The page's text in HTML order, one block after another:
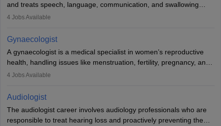
and treats speech, language, communication, and swallowing
disorders across all ages. They work in hospitals, schools, clinics,
training, and certification. With rising demand, the career offers
rewarding opportunities in therapy, education, and research.
4 Jobs Available
Gynaecologist
A gynaecologist is a medical specialist in women’s reproductive
health, handling issues like menstruation, fertility, pregnancy, and
childbirth. They perform exams, surgeries, and offer family
and postgraduate training. Gynaecologists work in hospitals or
clinics and are in high demand, with salaries growing significantly
with experience.
4 Jobs Available
Audiologist
The audiologist career involves audiology professionals who are
responsible to treat hearing loss and proactively preventing the